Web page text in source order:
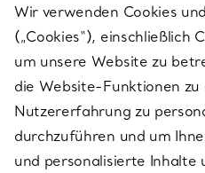
SERVICES
ÜBER TIFFANY & CO.
Wir verwenden Cookies
(„Cookies“), einschließlich
um unsere Website zu
die Website-Funktionen zu
Nutzererfahrung zu
durchzuführen und um
und personalisierte Inhalte